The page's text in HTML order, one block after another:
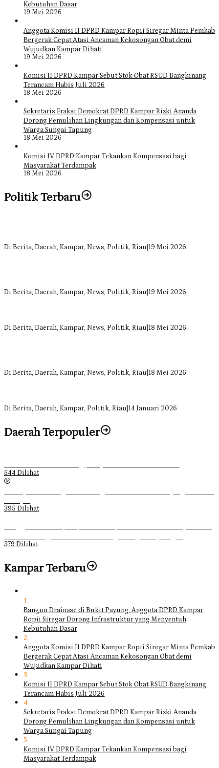
Kebutuhan Dasar
19 Mei 2026
Anggota Komisi II DPRD Kampar Ropii Siregar Minta Pemkab
Bergerak Cepat Atasi Ancaman Kekosongan Obat demi
Wujudkan Kampar Dihati
19 Mei 2026
Komisi II DPRD Kampar Sebut Stok Obat RSUD Bangkinang
Terancam Habis Juli 2026
18 Mei 2026
Sekretaris Fraksi Demokrat DPRD Kampar Rizki Ananda
Dorong Pemulihan Lingkungan dan Kompensasi untuk
Warga Sungai Tapung
18 Mei 2026
Komisi IV DPRD Kampar Tekankan Kompensasi bagi
Masyarakat Terdampak
18 Mei 2026
Politik Terbaru
Di Berita, Daerah, Kampar, News, Politik, Riau 19 Mei 2026
Di Berita, Daerah, Kampar, News, Politik, Riau 19 Mei 2026
Di Berita, Daerah, Kampar, News, Politik, Riau 18 Mei 2026
Di Berita, Daerah, Kampar, News, Politik, Riau 18 Mei 2026
Di Berita, Daerah, Kampar, Politik, Riau 14 Januari 2026
Daerah Terpopuler
544 Dilihat
395 Dilihat
379 Dilihat
Kampar Terbaru
1
Bangun Drainase di Bukit Payung, Anggota DPRD Kampar
Ropii Siregar Dorong Infrastruktur yang Menyentuh
Kebutuhan Dasar
2
Anggota Komisi II DPRD Kampar Ropii Siregar Minta Pemkab
Bergerak Cepat Atasi Ancaman Kekosongan Obat demi
Wujudkan Kampar Dihati
3
Komisi II DPRD Kampar Sebut Stok Obat RSUD Bangkinang
Terancam Habis Juli 2026
4
Sekretaris Fraksi Demokrat DPRD Kampar Rizki Ananda
Dorong Pemulihan Lingkungan dan Kompensasi untuk
Warga Sungai Tapung
5
Komisi IV DPRD Kampar Tekankan Kompensasi bagi
Masyarakat Terdampak